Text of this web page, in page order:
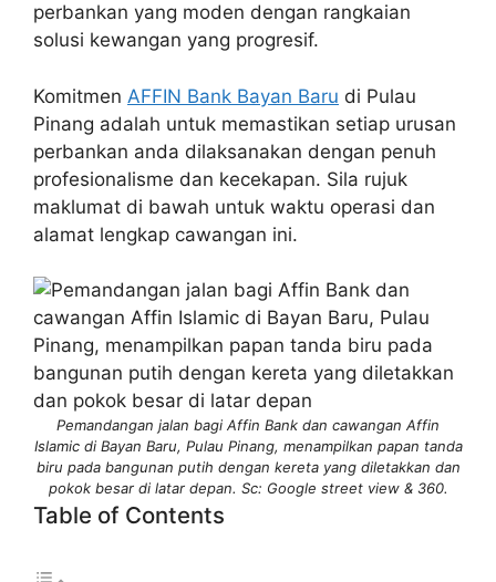
perbankan yang moden dengan rangkaian
solusi kewangan yang progresif.
Komitmen AFFIN Bank Bayan Baru di Pulau
Pinang adalah untuk memastikan setiap urusan
perbankan anda dilaksanakan dengan penuh
profesionalisme dan kecekapan. Sila rujuk
maklumat di bawah untuk waktu operasi dan
alamat lengkap cawangan ini.
Pemandangan jalan bagi Affin Bank dan cawangan Affin
Islamic di Bayan Baru, Pulau Pinang, menampilkan papan tanda
biru pada bangunan putih dengan kereta yang diletakkan dan
pokok besar di latar depan. Sc: Google street view & 360.
Table of Contents